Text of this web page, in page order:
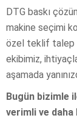
DTG baskı
makine seçimi
özel teklif talep
ekibimiz,
aşamada
Bugün bizimle
verimli ve